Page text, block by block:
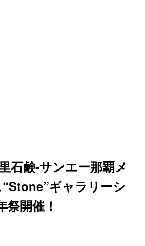
石鹸-サンエー那覇メ
ギャラリーシ
開催！